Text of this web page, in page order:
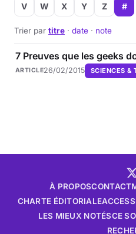
V
W X Y Z #
Trier par titre · date · note
7 Preuves que les geeks
ARTICLE26/02/2015 SCIENCES &
À PROPOSCONTACT
CHARTE ÉDITORIALE
LES MIEUX NOTÉSCE